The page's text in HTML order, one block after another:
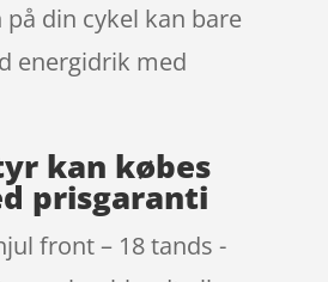
din cykel kan bare
energidrik med
kan købes
prisgaranti
front – 18 tands -